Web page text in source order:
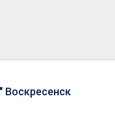
Воскресенск